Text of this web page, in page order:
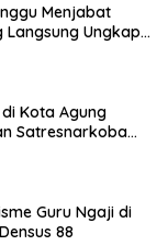
Menjabat
Langsung Ungkap
Kota Agung
Satresnarkoba
Guru Ngaji di
88